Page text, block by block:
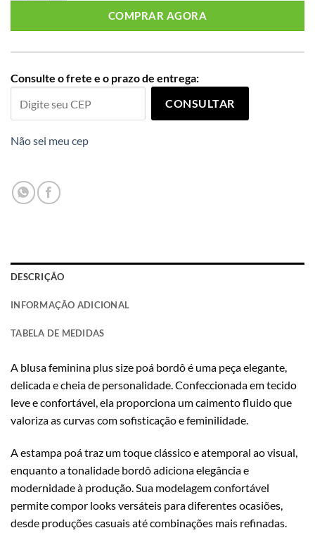
COMPRAR AGORA
Consulte o frete e o prazo de entrega:
CONSULTAR
Não sei meu cep
DESCRIÇÃO
INFORMAÇÃO ADICIONAL
TABELA DE MEDIDAS
A blusa feminina plus size poá bordô é uma peça elegante,
delicada e cheia de personalidade. Confeccionada em tecido
leve e confortável, ela proporciona um caimento fluido que
valoriza as curvas com sofisticação e feminilidade.
A estampa poá traz um toque clássico e atemporal ao visual,
enquanto a tonalidade bordô adiciona elegância e
modernidade à produção. Sua modelagem confortável
permite compor looks versáteis para diferentes ocasiões,
desde produções casuais até combinações mais refinadas.